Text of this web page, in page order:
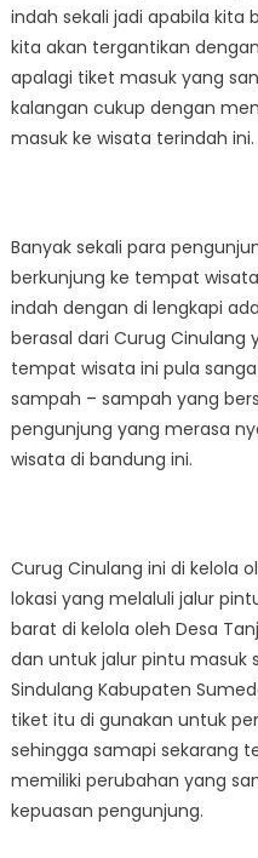
indah sekali jadi apabila kita
kita akan tergantikan
apalagi tiket masuk yang
kalangan cukup dengan
masuk ke wisata terindah ini.
Banyak sekali para
berkunjung ke tempat
indah dengan di lengkapi
berasal dari Curug Cinulang
tempat wisata ini pula
sampah – sampah yang
pengunjung yang merasa
wisata di bandung ini.
Curug Cinulang ini di kelola
lokasi yang melaluli jalur
barat di kelola oleh Desa
dan untuk jalur pintu masuk
Sindulang Kabupaten
tiket itu di gunakan untuk
sehingga samapi sekarang
memiliki perubahan yang
kepuasan pengunjung.